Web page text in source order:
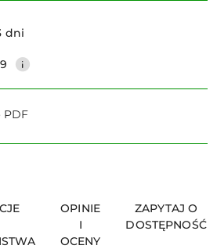
dni
PDF
OPINIE
I
OCENY
ZAPYTAJ O
DOSTĘPNOŚĆ